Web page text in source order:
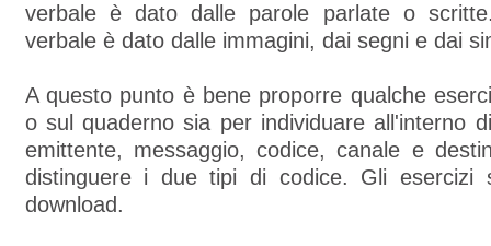
verbale è dato dalle parole parlate o
verbale è dato dalle immagini, dai segni e dai
A questo punto è bene proporre qualche
o sul quaderno sia per individuare all'interno
emittente, messaggio, codice, canale e
distinguere i due tipi di codice. Gli esercizi
download.